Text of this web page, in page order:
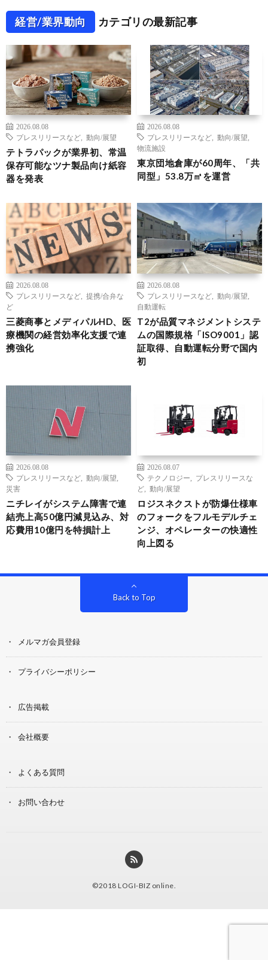
経営/業界動向 カテゴリの最新記事
2026.08.08
プレスリリースなど
動向/展望
テトラパックが業界初、常温
保存可能なツナ製品向け紙容
器を発表
2026.08.08
プレスリリースなど
動向/展望
物流施設
東京団地倉庫が60周年、「共
同型」53.8万㎡を運営
2026.08.08
プレスリリースなど
提携/合弁な
ど
三菱商事とメディパルHD、医
療機関の経営効率化支援で連
携強化
2026.08.08
プレスリリースなど
動向/展望
自動運転
T2が品質マネジメントシステ
ムの国際規格「ISO9001」認
証取得、自動運転分野で国内
初
2026.08.08
プレスリリースなど
動向/展望
災害
ニチレイがシステム障害で連
結売上高50億円減見込み、対
応費用10億円を特損計上
2026.08.07
テクノロジー
プレスリリースな
ど
動向/展望
ロジスネクストが防爆仕様車
のフォークをフルモデルチェ
ンジ、オペレーターの快適性
向上図る
Back to Top
メルマガ会員登録
プライバシーポリシー
広告掲載
会社概要
よくある質問
お問い合わせ
©2018 LOGI-BIZ online.